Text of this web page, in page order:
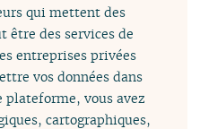
qui mettent des
des services de
entreprises privées
vos données dans
vous avez
cartographiques,